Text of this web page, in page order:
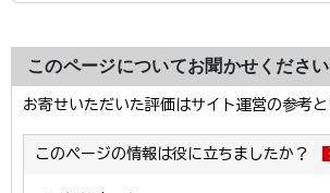
このページについてお聞かせください